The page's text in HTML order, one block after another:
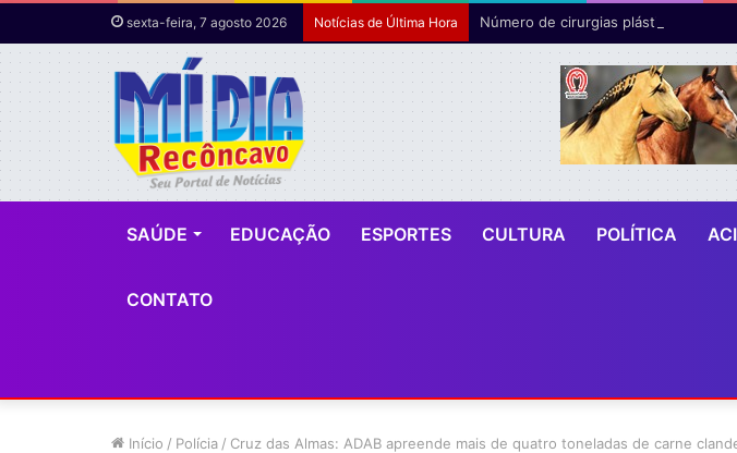
sexta-feira, 7 agosto 2026 Notícias de Última Hora
SAÚDE EDUCAÇÃO ESPORTES CULTURA POLÍTICA
CONTATO
Início / Polícia / Cruz das Almas: ADAB apreende mais de quatro toneladas de carne